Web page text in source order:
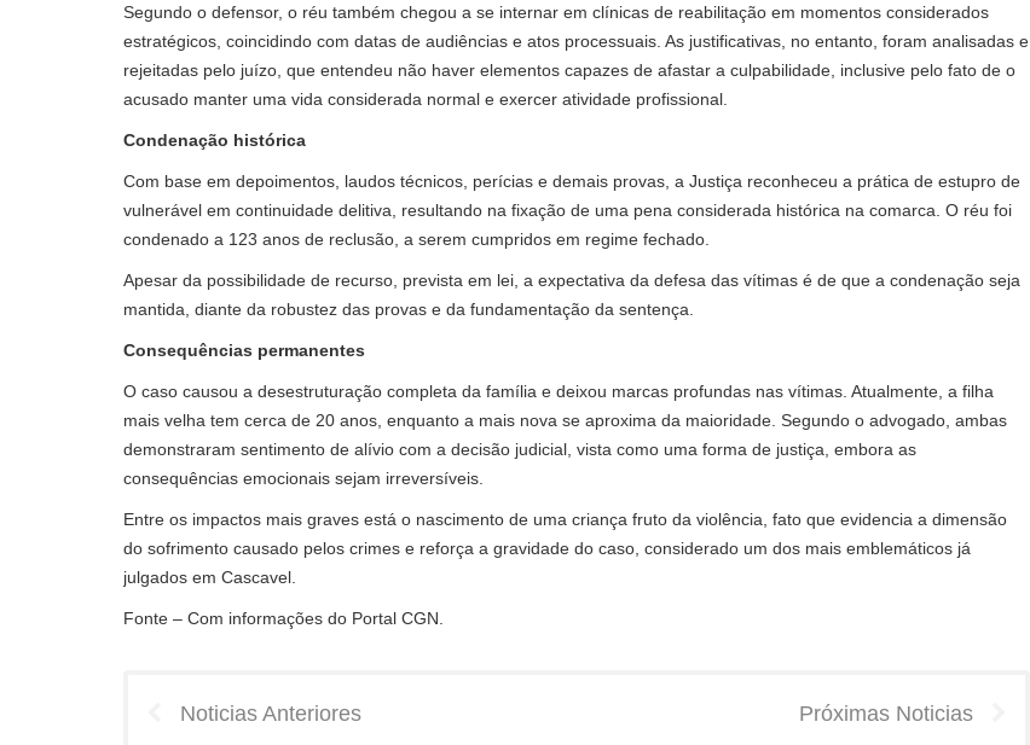
Segundo o defensor, o réu também chegou a se internar em clínicas de reabilitação em momentos considerados
estratégicos, coincidindo com datas de audiências e atos processuais. As justificativas, no entanto, foram analisadas e
rejeitadas pelo juízo, que entendeu não haver elementos capazes de afastar a culpabilidade, inclusive pelo fato de o
acusado manter uma vida considerada normal e exercer atividade profissional.
Condenação histórica
Com base em depoimentos, laudos técnicos, perícias e demais provas, a Justiça reconheceu a prática de estupro de
vulnerável em continuidade delitiva, resultando na fixação de uma pena considerada histórica na comarca. O réu foi
condenado a 123 anos de reclusão, a serem cumpridos em regime fechado.
Apesar da possibilidade de recurso, prevista em lei, a expectativa da defesa das vítimas é de que a condenação seja
mantida, diante da robustez das provas e da fundamentação da sentença.
Consequências permanentes
O caso causou a desestruturação completa da família e deixou marcas profundas nas vítimas. Atualmente, a filha
mais velha tem cerca de 20 anos, enquanto a mais nova se aproxima da maioridade. Segundo o advogado, ambas
demonstraram sentimento de alívio com a decisão judicial, vista como uma forma de justiça, embora as
consequências emocionais sejam irreversíveis.
Entre os impactos mais graves está o nascimento de uma criança fruto da violência, fato que evidencia a dimensão
do sofrimento causado pelos crimes e reforça a gravidade do caso, considerado um dos mais emblemáticos já
julgados em Cascavel.
Fonte – Com informações do Portal CGN.
Noticias Anteriores Próximas Noticias